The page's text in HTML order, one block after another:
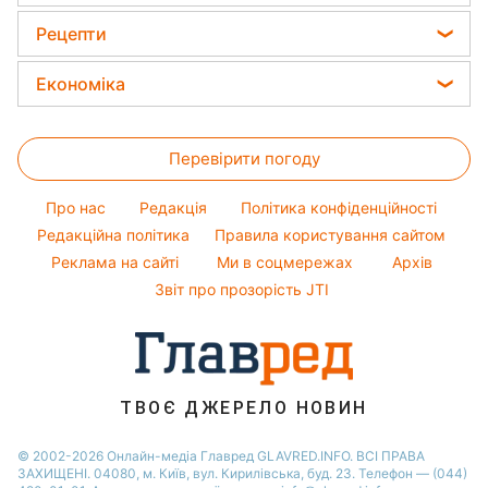
Новини Рівного
Новини Запоріжжя
Віталій Козловський
Потап
Софія Ротару
Ані Лорак
Поради від Андре Тана
Жіночі стрижки
Фарбування волосся
Усе про сало
Прибирання
Авто
Головоломки
Тести по картинці
Оптичні ілюзії
Народні прикмети
Усе про шоу-бізнес
Рецепти
Закуски
Салати
Легкі десерти
Напої
Святкове меню
Економіка
Грошова допомога
Тарифи
Курс валют
Перевірити погоду
Про нас Редакція
Політика конфіденційності
Редакційна політика
Правила користування сайтом
Реклама на сайті
Ми в соцмережах
Архів
Звіт про прозорість JTI
ТВОЄ ДЖЕРЕЛО НОВИН
© 2002-2026 Онлайн-медіа Главред GLAVRED.INFO. ВСІ ПРАВА
ЗАХИЩЕНІ. 04080, м. Київ, вул. Кирилівська, буд. 23. Телефон — (044)